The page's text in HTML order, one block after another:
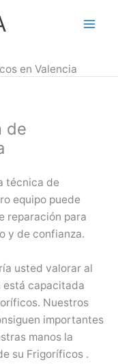
en Valencia
de
técnica de
equipo puede
reparación para
y de confianza.
usted valorar al
está capacitada
Nuestros
importantes
manos la
su Frigoríficos .